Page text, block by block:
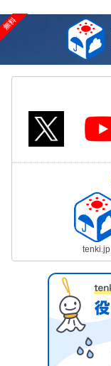
tenki.jp